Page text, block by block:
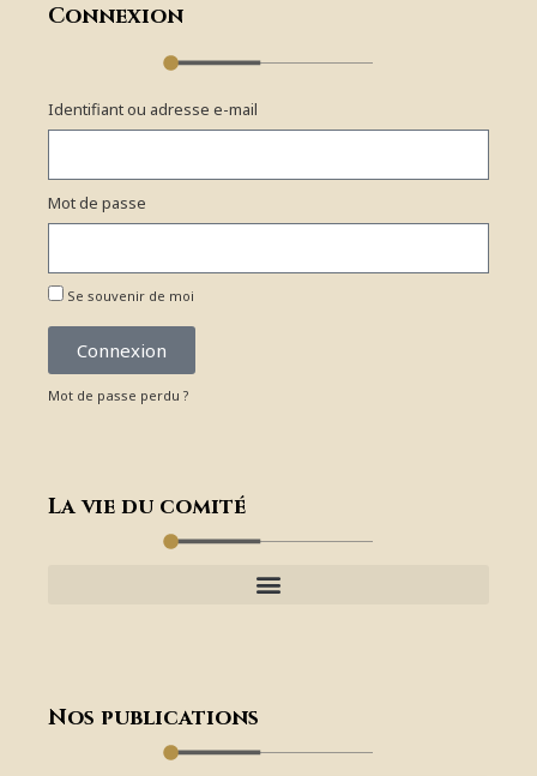
Connexion
Identifiant ou adresse e-mail
Mot de passe
Se souvenir de moi
Connexion
Mot de passe perdu ?
La vie du comité
Nos publications